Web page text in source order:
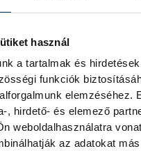
használ
a tartalmak és
funkciók
elemzéséhez.
, hirdető- és elemező
weboldalhasználatra
az adatokat
gazdagodott. A
kép-, fény-
gazdagított
kilátó – Kirándulás